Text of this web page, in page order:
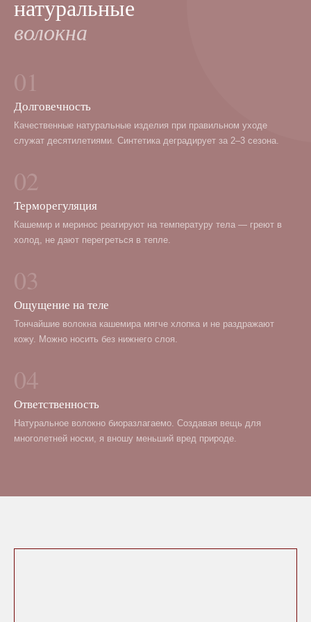
натуральные
волокна
01
Долговечность
Качественные натуральные изделия при правильном уходе
служат десятилетиями. Синтетика деградирует за 2–3 сезона.
02
Терморегуляция
Кашемир и меринос реагируют на температуру тела — греют в
холод, не дают перегреться в тепле.
03
Ощущение на теле
Тончайшие волокна кашемира мягче хлопка и не раздражают
кожу. Можно носить без нижнего слоя.
04
Ответственность
Натуральное волокно биоразлагаемо. Создавая вещь для
многолетней носки, я вношу меньший вред природе.